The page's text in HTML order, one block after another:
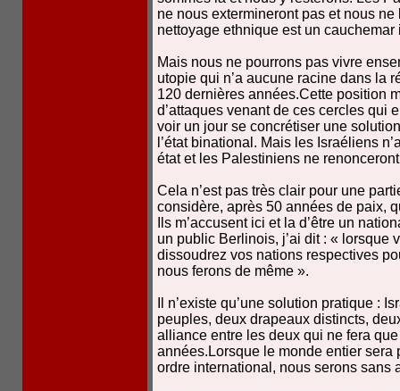
ne nous extermineront pas et nous
nettoyage ethnique est un
Mais nous ne pourrons pas vivre
utopie qui n’a aucune racine dans la
120 dernières années.Cette position
d’attaques venant de ces cercles qui
voir un jour se concrétiser une
l’état binational. Mais les Israéliens
état et les Palestiniens ne
Cela n’est pas très clair pour une
considère, après 50 années de paix,
Ils m’accusent ici et la d’être un
un public Berlinois, j’ai dit : « lorsque
dissoudrez vos nations respectives
nous ferons de même ».
Il n’existe qu’une solution pratique :
peuples, deux drapeaux distincts,
alliance entre les deux qui ne fera
années.Lorsque le monde entier sera
ordre international, nous serons sans